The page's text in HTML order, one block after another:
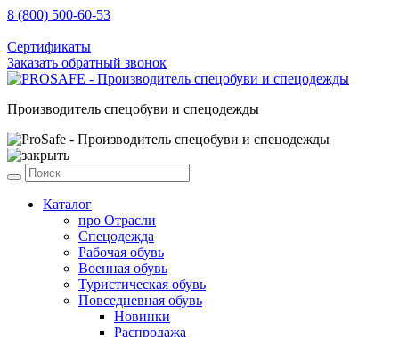
8 (800) 500-60-53
Сертификаты
Заказать обратный звонок
Производитель спецобуви и спецодежды
Каталог
про Отрасли
Спецодежда
Рабочая обувь
Военная обувь
Туристическая обувь
Повседневная обувь
Новинки
Распродажа